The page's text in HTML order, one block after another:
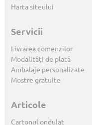
Harta siteului
Servicii
Livrarea comenzilor
Modalități de plată
Ambalaje personalizate
Mostre gratuite
Articole
Cartonul ondulat